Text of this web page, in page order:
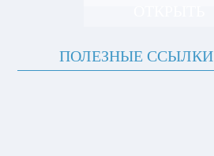
ПОЛЕЗНЫЕ ССЫЛКИ